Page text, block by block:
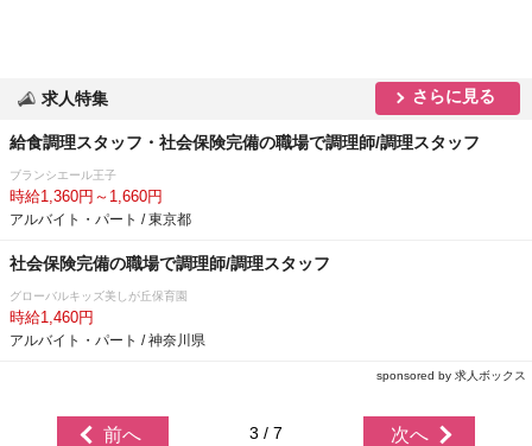
求人特集 さらに見る
給食調理スタッフ・社会保険完備の職場で調理師/調理スタッフ
ブランシエール王子
時給1,360円～1,660円
アルバイト・パート / 東京都
社会保険完備の職場で調理師/調理スタッフ
グローバルキッズ美しが丘保育園
時給1,460円
アルバイト・パート / 神奈川県
sponsored by 求人ボックス
前へ 3 / 7 次へ